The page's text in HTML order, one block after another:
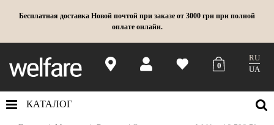
Бесплатная доставка Новой почтой при заказе от 3000 грн при полной
оплате онлайн.
0
RU
UA
КАТАЛОГ